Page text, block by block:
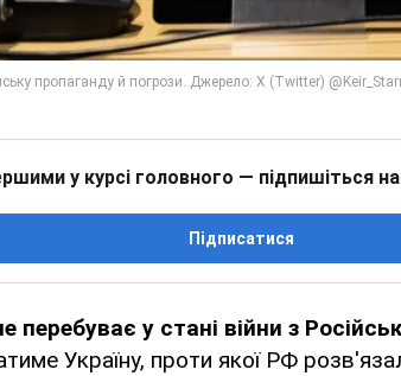
у курсі головного — підпишіться
Підписатися
перебуває у стані війни з
Україну, проти якої РФ